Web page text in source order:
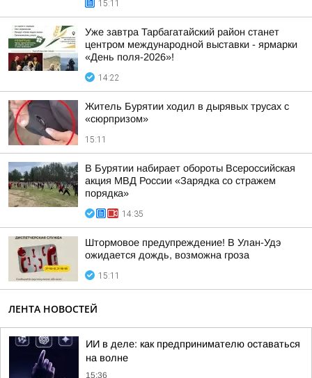
15:11
Уже завтра Тарбагатайский район станет
центром международной выставки - ярмарки
«День поля-2026»!
14:22
Житель Бурятии ходил в дырявых трусах с
«сюрпризом»
15:11
В Бурятии набирает обороты Всероссийская
акция МВД России «Зарядка со стражем
порядка»
14:35
Штормовое предупреждение! В Улан-Удэ
ожидается дождь, возможна гроза
15:11
ЛЕНТА НОВОСТЕЙ
ИИ в деле: как предпринимателю оставаться
на волне
15:36